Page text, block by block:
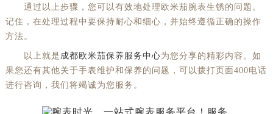
通过以上步骤，您可以有效地处理欧米茄腕表生锈的问题。
记住，在处理过程中要保持耐心和细心，并始终遵循正确的操作
方法。
以上就是 成都欧米茄保养服务中心为您分享的精彩内容。如
果您还有其他关于手表维护和保养的问题，可以拨打页面400电话
进行咨询，我们将竭诚为您服务。